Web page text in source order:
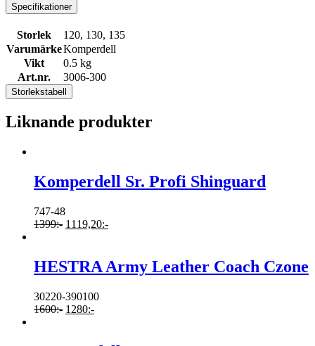
Specifikationer
Storlek
120, 130, 135
VarumärkeKomperdell
Vikt
0.5 kg
Art.nr.
3006-300
Storlekstabell
Liknande produkter
Komperdell Sr. Profi Shinguard
747-48
1399:- 1119,20:-
HESTRA Army Leather Coach Czone
30220-390100
1600:- 1280:-